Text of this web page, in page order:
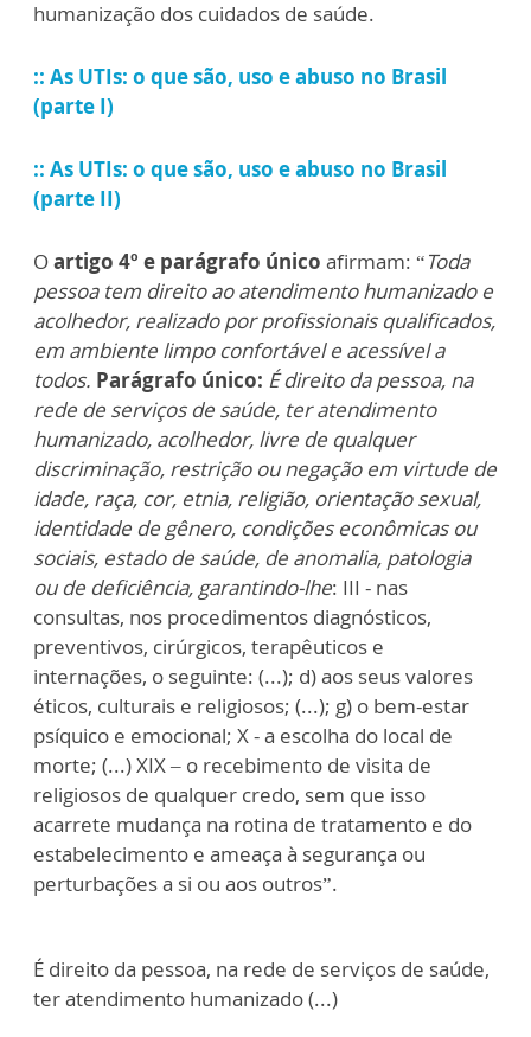
humanização dos cuidados de saúde.
:: As UTIs: o que são, uso e abuso no Brasil
(parte I)
:: As UTIs: o que são, uso e abuso no Brasil
(parte II)
Oartigo 4º e parágrafo único afirmam: “Toda
pessoa tem direito ao atendimento humanizado e
acolhedor, realizado por profissionais qualificados,
em ambiente limpo confortável e acessível a
todos. Parágrafo único: É direito da pessoa, na
rede de serviços de saúde, ter atendimento
humanizado, acolhedor, livre de qualquer
discriminação, restrição ou negação em virtude de
idade, raça, cor, etnia, religião, orientação sexual,
identidade de gênero, condições econômicas ou
sociais, estado de saúde, de anomalia, patologia
ou de deficiência, garantindo-lhe: III - nas
consultas, nos procedimentos diagnósticos,
preventivos, cirúrgicos, terapêuticos e
internações, o seguinte: (...); d) aos seus valores
éticos, culturais e religiosos; (...); g) o bem-estar
psíquico e emocional; X - a escolha do local de
morte; (...) XIX – o recebimento de visita de
religiosos de qualquer credo, sem que isso
acarrete mudança na rotina de tratamento e do
estabelecimento e ameaça à segurança ou
perturbações a si ou aos outros”.
É direito da pessoa, na rede de serviços de saúde,
ter atendimento humanizado (...)